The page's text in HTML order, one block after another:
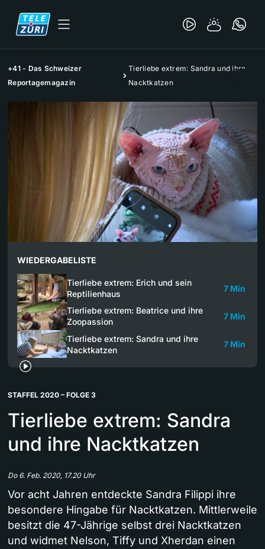
+41 - Das Schweizer
Reportagemagazin
Tierliebe extrem: Sandra und ihre
Nacktkatzen
WIEDERGABELISTE
Tierliebe extrem: Erich und sein
Reptilienhaus
7 Min
Tierliebe extrem: Beatrice und ihre
Zoopassion
7 Min
Tierliebe extrem: Sandra und ihre
Nacktkatzen
7 Min
STAFFEL 2020 – FOLGE 3
Tierliebe extrem: Sandra
und ihre Nacktkatzen
Do 6. Feb. 2020, 17.20 Uhr
Vor acht Jahren entdeckte Sandra Filippi ihre
besondere Hingabe für Nacktkatzen. Mittlerweile
besitzt die 47-Jährige selbst drei Nacktkatzen
und widmet Nelson, Tiffy und Xherdan einen